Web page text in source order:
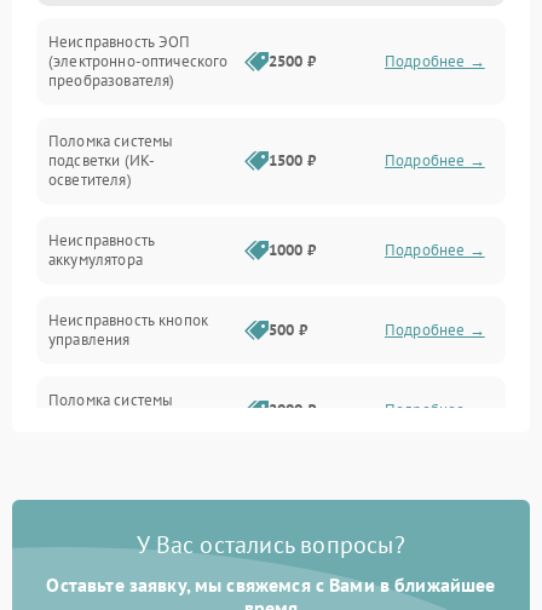
Неисправность управления
Оптика
Неисправность ЭОП
(электронно-оптического
преобразователя)
2500 ₽ Подробнее →
Поломка системы
подсветки (ИК-
осветителя)
1500 ₽ Подробнее →
Неисправность
аккумулятора
1000 ₽ Подробнее →
Неисправность кнопок
управления
500 ₽ Подробнее →
Поломка системы
2000 ₽ Подробнее →
защиты от перегрузок
Неисправность системы
автоматического
отключения
1000 ₽ Подробнее →
У Вас остались вопросы?
Оставьте заявку, мы свяжемся с Вами в ближайшее